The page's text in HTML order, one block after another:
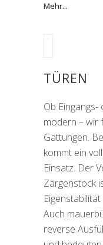
Mehr...
TÜREN
Ob
modern – wir
Gattungen.
kommt ein
Einsatz. Der
Zargenstock
Auch
reverse